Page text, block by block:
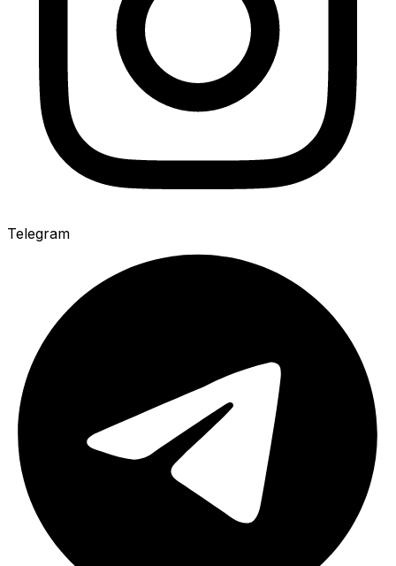
Telegram